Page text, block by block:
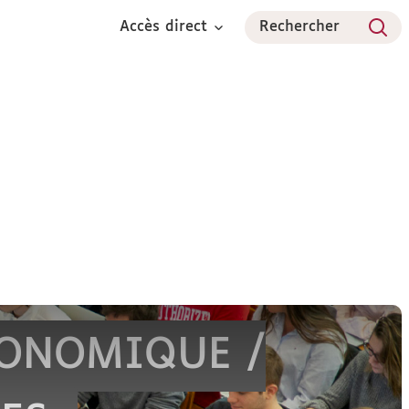
Accès direct Rechercher
/